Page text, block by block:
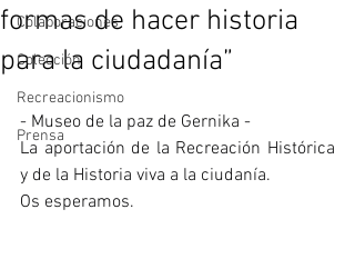
Colaboraciones
Colección
Recreacionismo
Prensa
formas de hacer historia
para la ciudadanía”
- Museo de la paz de Gernika -
La aportación de la Recreación Histórica
y de la Historia viva a la ciudanía.
Os esperamos.